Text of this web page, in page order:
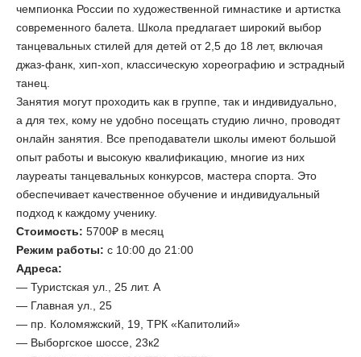
чемпионка России по художественной гимнастике и артистка
современного балета. Школа предлагает широкий выбор
танцевальных стилей для детей от 2,5 до 18 лет, включая
джаз-фанк, хип-хоп, классическую хореографию и эстрадный
танец.
Занятия могут проходить как в группе, так и индивидуально,
а для тех, кому не удобно посещать студию лично, проводят
онлайн занятия. Все преподаватели школы имеют большой
опыт работы и высокую квалификацию, многие из них
лауреаты танцевальных конкурсов, мастера спорта. Это
обеспечивает качественное обучение и индивидуальный
подход к каждому ученику.
Стоимость: 5700₽ в месяц
Режим работы: с 10:00 до 21:00
Адреса:
— Туристская ул., 25 лит. А
— Главная ул., 25
— пр. Коломяжский, 19, ТРК «Капитолий»
— Выборгское шоссе, 23к2